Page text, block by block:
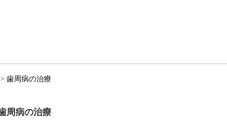
歯周病の治療
周病の治療